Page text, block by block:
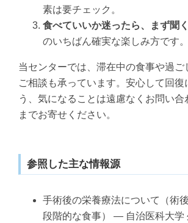
素は要チェック。
食べていいか迷ったら、まず聞く
のいちばん確実な楽しみ方です。
当センターでは、滞在中の食事や過ご
ご相談も承っています。安心して回復
う、気になることは遠慮なくお問い合
までお寄せください。
参照した主な情報源
手術後の栄養療法について（術
段階的な食事） — 自治医科大学